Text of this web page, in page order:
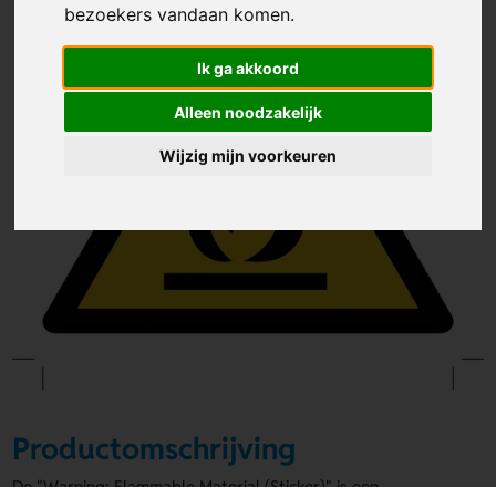
bezoekers vandaan komen.
Ik ga akkoord
Alleen noodzakelijk
Wijzig mijn voorkeuren
Productomschrijving